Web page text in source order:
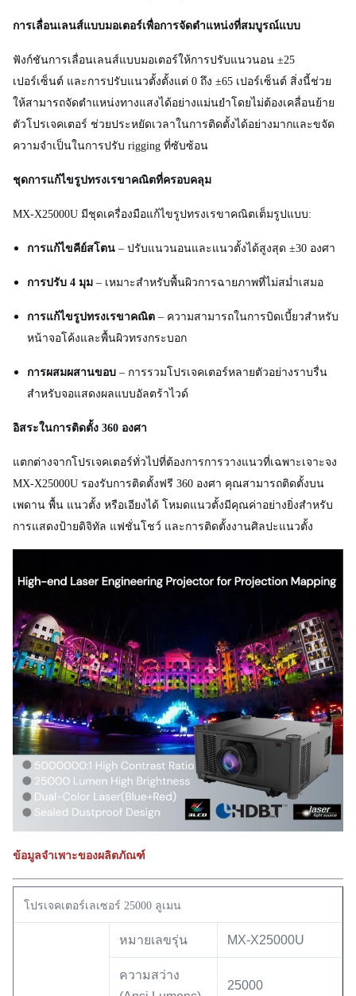
การเลื่อนเลนส์แบบมอเตอร์เพื่อการจัดตำแหน่งที่สมบูรณ์แบบ
ฟังก์ชันการเลื่อนเลนส์แบบมอเตอร์ให้การปรับแนวนอน ±25
เปอร์เซ็นต์ และการปรับแนวตั้งตั้งแต่ 0 ถึง ±65 เปอร์เซ็นต์ สิ่งนี้ช่วย
ให้สามารถจัดตำแหน่งทางแสงได้อย่างแม่นยำโดยไม่ต้องเคลื่อนย้าย
ตัวโปรเจคเตอร์ ช่วยประหยัดเวลาในการติดตั้งได้อย่างมากและขจัด
ความจำเป็นในการปรับ rigging ที่ซับซ้อน
ชุดการแก้ไขรูปทรงเรขาคณิตที่ครอบคลุม
MX-X25000U มีชุดเครื่องมือแก้ไขรูปทรงเรขาคณิตเต็มรูปแบบ:
การแก้ไขคีย์สโตน – ปรับแนวนอนและแนวตั้งได้สูงสุด ±30 องศา
การปรับ 4 มุม – เหมาะสำหรับพื้นผิวการฉายภาพที่ไม่สม่ำเสมอ
การแก้ไขรูปทรงเรขาคณิต – ความสามารถในการบิดเบี้ยวสำหรับ
หน้าจอโค้งและพื้นผิวทรงกระบอก
การผสมผสานขอบ – การรวมโปรเจคเตอร์หลายตัวอย่างราบรื่น
สำหรับจอแสดงผลแบบอัลตร้าไวด์
อิสระในการติดตั้ง 360 องศา
แตกต่างจากโปรเจคเตอร์ทั่วไปที่ต้องการการวางแนวที่เฉพาะเจาะจง
MX-X25000U รองรับการติดตั้งฟรี 360 องศา คุณสามารถติดตั้งบน
เพดาน พื้น แนวตั้ง หรือเอียงได้ โหมดแนวตั้งมีคุณค่าอย่างยิ่งสำหรับ
การแสดงป้ายดิจิทัล แฟชั่นโชว์ และการติดตั้งงานศิลปะแนวตั้ง
ข้อมูลจำเพาะของผลิตภัณฑ์
โปรเจคเตอร์เลเซอร์ 25000 ลูเมน
หมายเลขรุ่น MX-X25000U
ความสว่าง
25000